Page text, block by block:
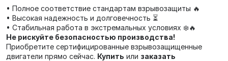
• Полное соответствие стандартам взрывозащиты 🔥
• Высокая надежность и долговечность ⏳
• Стабильная работа в экстремальных условиях ❄️🔥
Не рискуйте безопасностью производства!
Приобретите сертифицированные взрывозащищенные
двигатели прямо сейчас. Купить или заказать